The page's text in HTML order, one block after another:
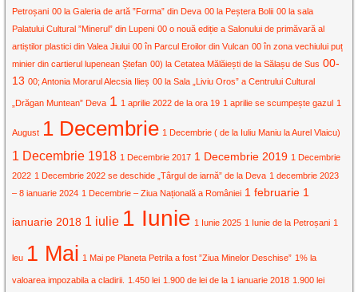
Petroșani 00 la Galeria de artă ”Forma” din Deva 00 la Peștera Bolii 00 la sala
Palatului Cultural ”Minerul” din Lupeni 00 o nouă ediție a Salonului de primăvară al
artiștilor plastici din Valea Jiului 00 în Parcul Eroilor din Vulcan 00 în zona vechiului puț
minier din cartierul lupenean Ștefan 00) la Cetatea Mălăiești de la Sălașu de Sus 00-
13 00; Antonia Morarul Alecsia Ilieș 00 la Sala „Liviu Oros” a Centrului Cultural
„Drăgan Muntean” Deva 1 1 aprilie 2022 de la ora 19 1 aprilie se scumpește gazul 1
August 1 Decembrie 1 Decembrie ( de la Iuliu Maniu la Aurel Vlaicu)
1 Decembrie 1918 1 Decembrie 2017 1 Decembrie 2019 1 Decembrie
2022 1 Decembrie 2022 se deschide „Târgul de iarnă” de la Deva 1 decembrie 2023
– 8 ianuarie 2024 1 Decembrie – Ziua Națională a României 1 februarie 1
ianuarie 2018 1 iulie 1 Iunie 1 Iunie 2025 1 Iunie de la Petroșani 1
leu 1 Mai 1 Mai pe Planeta Petrila a fost ”Ziua Minelor Deschise” 1% la
valoarea impozabila a cladirii. 1.450 lei 1.900 de lei de la 1 ianuarie 2018 1.900 lei